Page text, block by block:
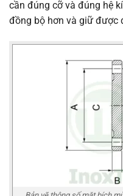
cần đúng cỡ và đúng hệ
đồng bộ hơn và giữ được